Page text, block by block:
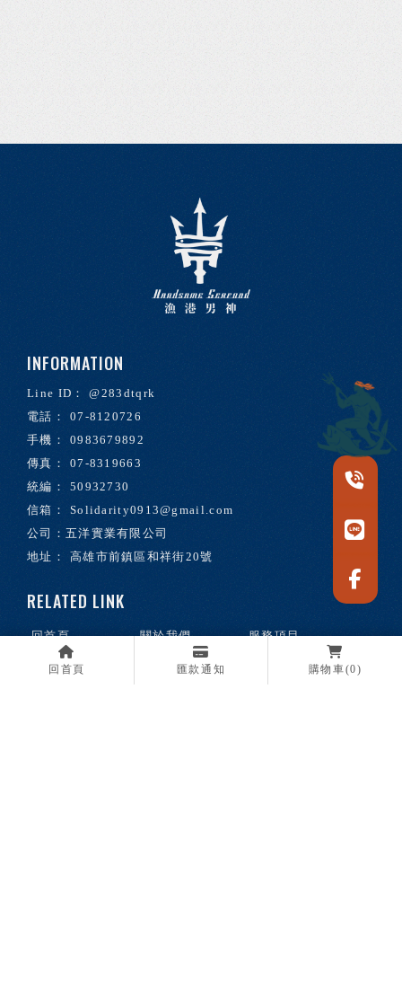
回首頁 匯款通知 購物車(0)
@283dtqrk
07-8120726
0983679892
07-8319663
50932730
Solidarity0913@gmail.com
高雄市前鎮區和祥街20號
回首頁 關於我們 服務項目
最新消息 媒體報導